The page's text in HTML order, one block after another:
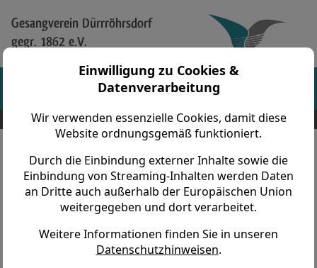
Einwilligung zu Cookies &
Datenverarbeitung
Wir verwenden essenzielle Cookies, damit diese
Website ordnungsgemäß funktioniert.
Durch die Einbindung externer Inhalte sowie die
Einbindung von Streaming-Inhalten werden Daten
an Dritte auch außerhalb der Europäischen Union
weitergegeben und dort verarbeitet.
Weitere Informationen finden Sie in unseren
Datenschutzhinweisen.
Gesangverein Dürrröhrsdorf
gegr. 1862 e.V.
Gesangverein Dürrröhrsdorf gegr. 1862 e.V. > Chorfasching > Ab 2010 > 2012
Wasserspiele im Wesenitztal